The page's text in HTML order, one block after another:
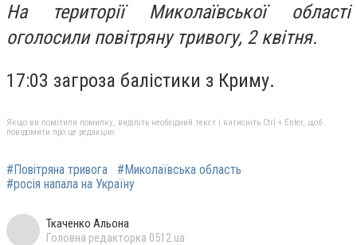
На території Миколаївської області
оголосили повітряну тривогу, 2 квітня.
17:03 загроза балістики з Криму.
Якщо ви помітили помилку, виділіть необхідний текст і натисніть Ctrl + Enter, щоб
повідомити про це редакцію
#Повітряна тривога
#Миколаївська область
#росія напала на Україну
Ткаченко Альона
Головна редакторка 0512.ua